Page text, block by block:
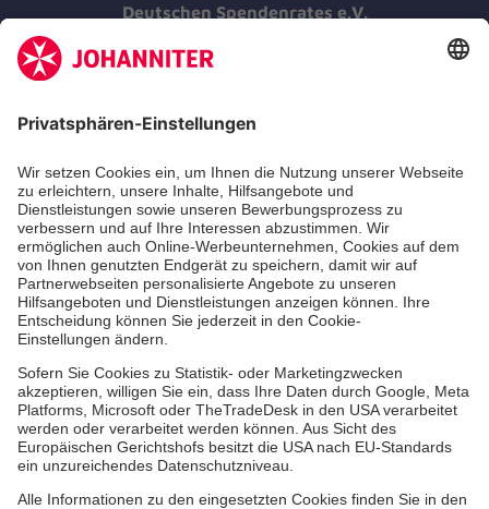
Deutschen Spendenrates e.V.
Kununu Top Company 2026
Medizin & Pflege
Zentren
Patienten
Online-Termin